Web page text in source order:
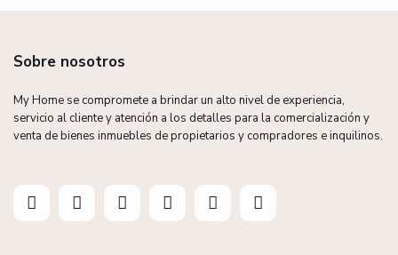
Sobre nosotros
My Home se compromete a brindar un alto nivel de experiencia,
servicio al cliente y atención a los detalles para la comercialización y
venta de bienes inmuebles de propietarios y compradores e inquilinos.